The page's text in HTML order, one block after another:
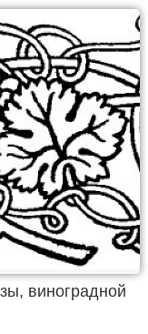
виноградной